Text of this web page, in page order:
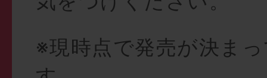
※現時点で発売が決ま